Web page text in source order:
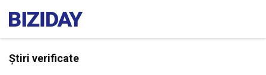
Știri verificate